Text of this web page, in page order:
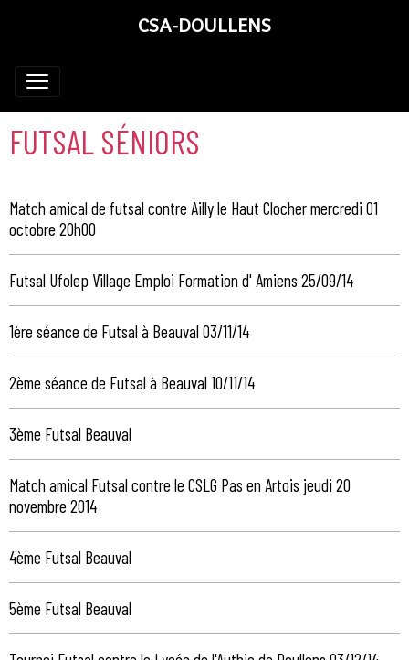
CSA-DOULLENS
FUTSAL SÉNIORS
Match amical de futsal contre Ailly le Haut Clocher mercredi 01
octobre 20h00
Futsal Ufolep Village Emploi Formation d' Amiens 25/09/14
1ère séance de Futsal à Beauval 03/11/14
2ème séance de Futsal à Beauval 10/11/14
3ème Futsal Beauval
Match amical Futsal contre le CSLG Pas en Artois jeudi 20
novembre 2014
4ème Futsal Beauval
5ème Futsal Beauval